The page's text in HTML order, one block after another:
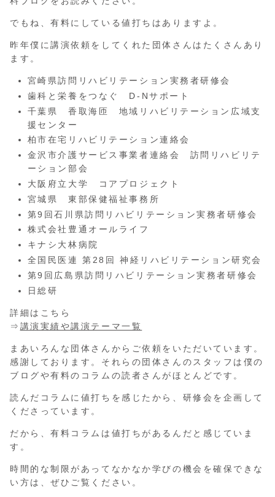
でもね、有料にしている値打ちはありますよ。
昨年僕に講演依頼をしてくれた団体さんはたくさんあり
ます。
宮崎県訪問リハビリテーション実務者研修会
歯科と栄養をつなぐ D-Nサポート
千葉県 香取海匝 地域リハビリテーション広域支
援センター
柏市在宅リハビリテーション連絡会
金沢市介護サービス事業者連絡会 訪問リハビリテ
ーション部会
大阪府立大学 コアプロジェクト
宮城県 東部保健福祉事務所
第9回石川県訪問リハビリテーション実務者研修会
株式会社豊通オールライフ
キナシ大林病院
全国民医連 第28回 神経リハビリテーション研究会
第9回広島県訪問リハビリテーション実務者研修会
日総研
詳細はこちら
⇒ 講演実績や講演テーマ一覧
まあいろんな団体さんからご依頼をいただいています。
感謝しております。それらの団体さんのスタッフは僕の
ブログや有料のコラムの読者さんがほとんどです。
読んだコラムに値打ちを感じたから、研修会を企画して
くださっています。
だから、有料コラムは値打ちがあるんだと感じていま
す。
時間的な制限があってなかなか学びの機会を確保できな
い方は、ぜひご覧ください。